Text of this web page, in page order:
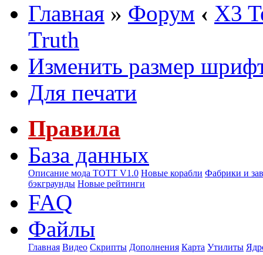
Главная » Форум ‹ X3
Truth
Изменить размер
Для печати
Правила
База данных
Описание мода ТОТТ V1.0 Новые корабли Фабрики и
бэкграунды Новые рейтинги
FAQ
Файлы
Главная Видео Скрипты Дополнения Карта Утилиты